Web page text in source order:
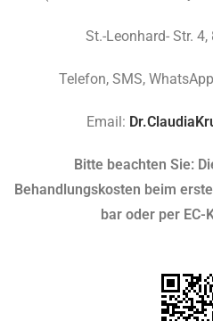
St.-Leonhard- Str.
Telefon, SMS,
Email:
Bitte beachten Sie:
Behandlungskosten beim
bar oder per EC-